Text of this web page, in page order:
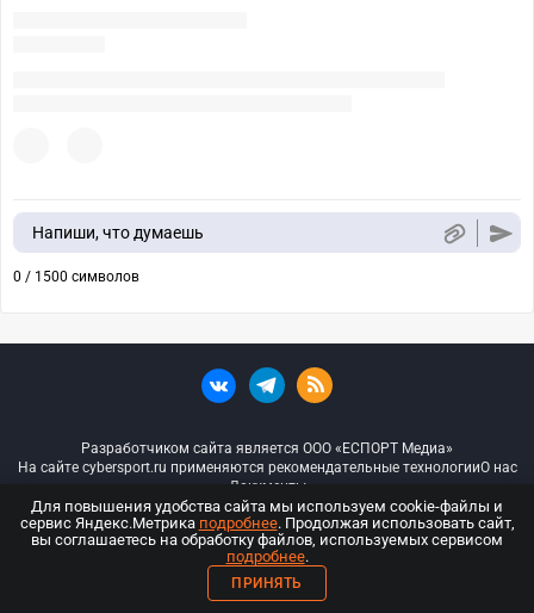
Напиши, что думаешь
0 / 1500 символов
Разработчиком сайта является ООО «ЕСПОРТ Медиа»
На сайте cybersport.ru применяются рекомендательные технологииО нас
Документы
© ООО «Киберспорт.ру» — Все права защищены
18+
ООО «Киберспорт.ру». Свидетельство о регистрации средств массовой
Для повышения удобства сайта мы используем cookie-файлы и
сервис Яндекс.Метрика подробнее. Продолжая использовать сайт,
вы соглашаетесь на обработку файлов, используемых сервисом
подробнее.
ПРИНЯТЬ